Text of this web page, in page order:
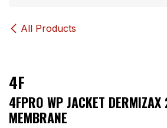
All Products
4F
4FPRO WP JACKET
MEMBRANE